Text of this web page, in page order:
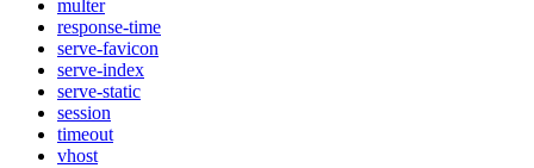
multer
response-time
serve-favicon
serve-index
serve-static
session
timeout
vhost